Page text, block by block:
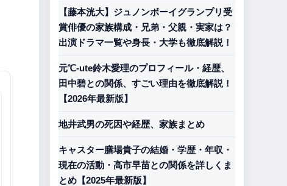
【藤本洸大】ジュノンボーイグランプリ受
賞俳優の家族構成・兄弟・父親・実家は？
出演ドラマ一覧や身長・大学も徹底解説！
元℃-ute鈴木愛理のプロフィール・経歴、
田中碧との関係、すごい理由を徹底解説！
【2026年最新版】
地井武男の死因や経歴、家族まとめ
キャスター膳場貴子の結婚・学歴・年収・
現在の活動・高市早苗との関係を詳しくま
とめ【2025年最新版】